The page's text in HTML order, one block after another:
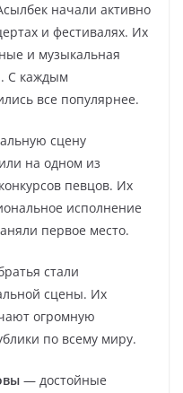
начали активно
и фестивалях. Их
и музыкальная
С каждым
все популярнее.
сцену
на одном из
певцов. Их
исполнение
первое место.
стали
сцены. Их
огромную
по всему миру.
— достойные